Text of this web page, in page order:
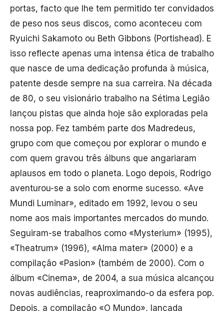
portas, facto que lhe tem permitido ter convidados
de peso nos seus discos, como aconteceu com
Ryuichi Sakamoto ou Beth Gibbons (Portishead). E
isso reflecte apenas uma intensa ética de trabalho
que nasce de uma dedicação profunda à música,
patente desde sempre na sua carreira. Na década
de 80, o seu visionário trabalho na Sétima Legião
lançou pistas que ainda hoje são exploradas pela
nossa pop. Fez também parte dos Madredeus,
grupo com que começou por explorar o mundo e
com quem gravou três álbuns que angariaram
aplausos em todo o planeta. Logo depois, Rodrigo
aventurou-se a solo com enorme sucesso. «Ave
Mundi Luminar», editado em 1992, levou o seu
nome aos mais importantes mercados do mundo.
Seguiram-se trabalhos como «Mysterium» (1995),
«Theatrum» (1996), «Alma mater» (2000) e a
compilação «Pasion» (também de 2000). Com o
álbum «Cinema», de 2004, a sua música alcançou
novas audiências, reaproximando-o da esfera pop.
Depois, a compilação «O Mundo», lançada